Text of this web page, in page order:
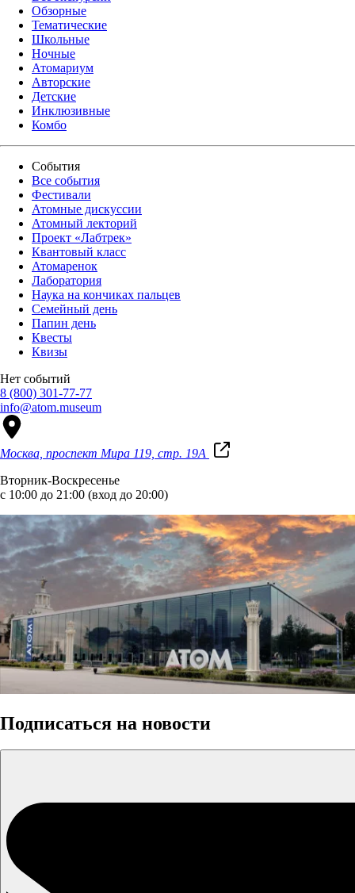
Обзорные
Тематические
Школьные
Ночные
Атомариум
Авторские
Детские
Инклюзивные
Комбо
События
Все события
Фестивали
Атомные дискуссии
Атомный лекторий
Проект «Лабтрек»
Квантовый класс
Атомаренок
Лаборатория
Наука на кончиках пальцев
Семейный день
Папин день
Квесты
Квизы
Нет событий
8 (800) 301-77-77
info@atom.museum
Москва, проспект Мира 119, стр. 19А
Вторник-Воскресенье
с 10:00 до 21:00 (вход до 20:00)
Подписаться на новости